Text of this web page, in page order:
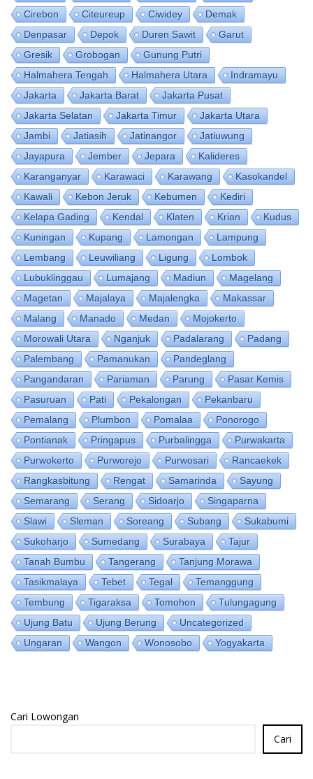
Cirebon
Citeureup Ciwidey
Demak
Denpasar
Depok Duren Sawit
Garut
Gresik
Grobogan
Gunung Putri
Halmahera Tengah
Halmahera Utara
Indramayu
Jakarta
Jakarta Barat
Jakarta Pusat
Jakarta Selatan
Jakarta Timur
Jakarta Utara
Jambi
Jatiasih Jatinangor
Jatiuwung
Jayapura
Jember Jepara
Kalideres
Karanganyar
Karawaci Karawang
Kasokandel
Kawali
Kebon Jeruk Kebumen
Kediri
Kelapa Gading
Kendal Klaten Krian
Kudus
Kuningan
Kupang Lamongan
Lampung
Lembang
Leuwiliang Ligung
Lombok
Lubuklinggau
Lumajang Madiun
Magelang
Magetan
Majalaya Majalengka
Makassar
Malang
Manado Medan
Mojokerto
Morowali Utara
Nganjuk Padalarang
Padang
Palembang
Pamanukan
Pandeglang
Pangandaran
Pariaman Parung
Pasar Kemis
Pasuruan
Pati Pekalongan
Pekanbaru
Pemalang
Plumbon Pomalaa
Ponorogo
Pontianak
Pringapus Purbalingga
Purwakarta
Purwokerto
Purworejo Purwosari
Rancaekek
Rangkasbitung
Rengat Samarinda
Sayung
Semarang
Serang Sidoarjo
Singaparna
Slawi
Sleman Soreang Subang
Sukabumi
Sukoharjo
Sumedang Surabaya
Tajur
Tanah Bumbu
Tangerang
Tanjung Morawa
Tasikmalaya
Tebet Tegal
Temanggung
Tembung
Tigaraksa Tomohon
Tulungagung
Ujung Batu
Ujung Berung
Uncategorized
Ungaran
Wangon Wonosobo Yogyakarta
Cari Lowongan
Cari